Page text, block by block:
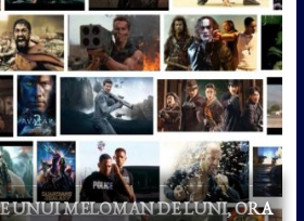
UNUI MELOMAN DE LUNI, ORA